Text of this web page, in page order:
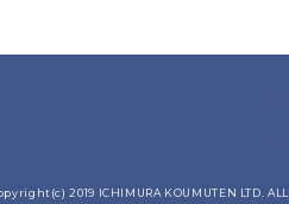
2019 ICHIMURA KOUMUTEN LTD. ALL